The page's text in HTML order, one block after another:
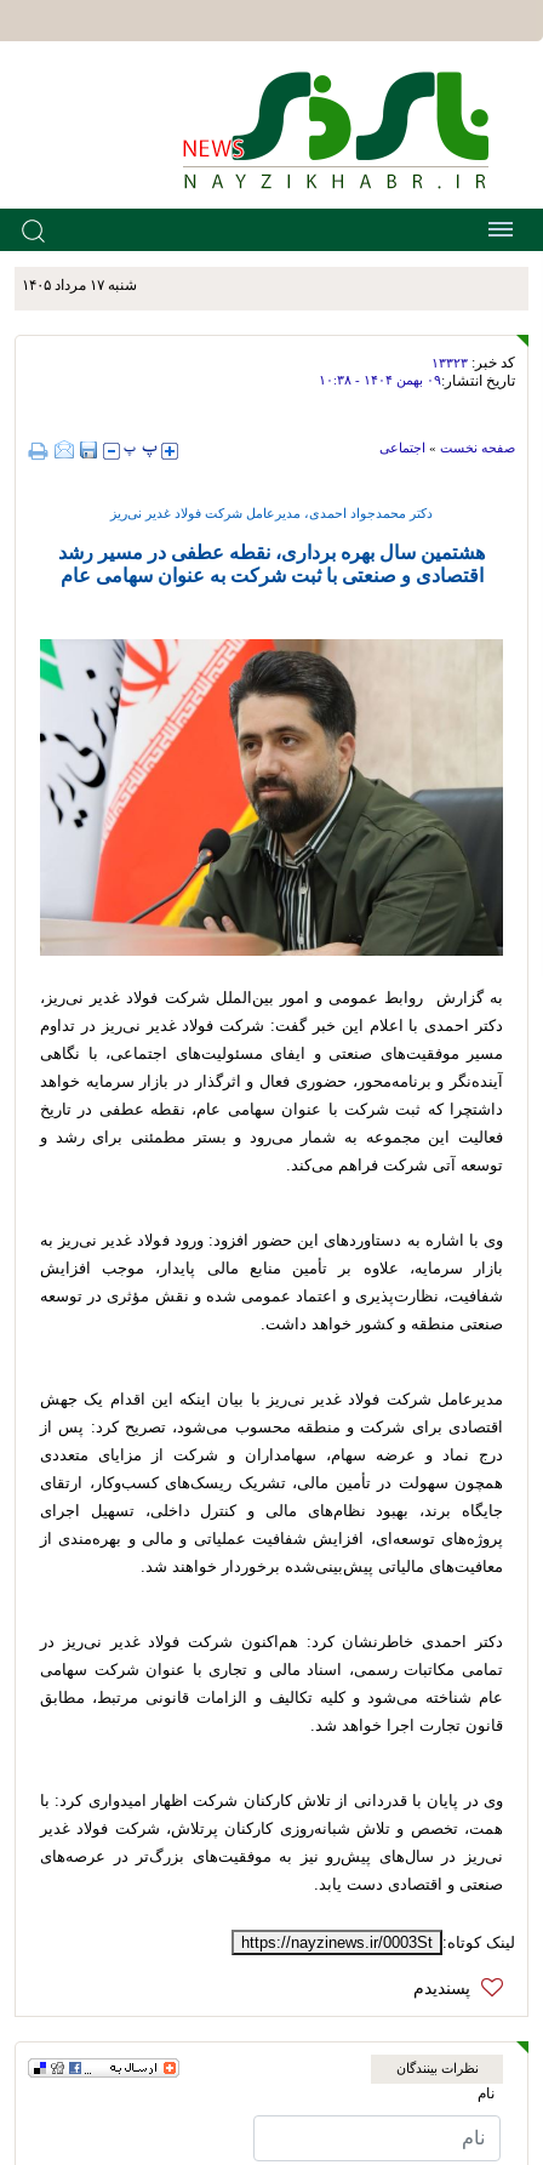
شنبه ۱۷ مرداد ۱۴۰۵
کد خبر: ۱۳۳۲۳
تاریخ انتشار:۰۹ بهمن ۱۴۰۴ - ۱۰:۳۸
صفحه نخست » اجتماعی
دکتر محمدجواد احمدی، مدیرعامل شرکت فولاد غدیر نی‌ریز
هشتمین سال بهره برداری، نقطه عطفی در مسیر رشد
اقتصادی و صنعتی با ثبت شرکت به عنوان سهامی عام
به گزارش روابط عمومی و امور بین‌الملل شرکت فولاد غدیر نی‌ریز،
دکتر احمدی با اعلام این خبر گفت: شرکت فولاد غدیر نی‌ریز در تداوم
مسیر موفقیت‌های صنعتی و ایفای مسئولیت‌های اجتماعی، با نگاهی
آینده‌نگر و برنامه‌محور، حضوری فعال و اثرگذار در بازار سرمایه خواهد
داشتچرا که ثبت شرکت با عنوان سهامی عام، نقطه عطفی در تاریخ
فعالیت این مجموعه به شمار می‌رود و بستر مطمئنی برای رشد و
توسعه آتی شرکت فراهم می‌کند.
وی با اشاره به دستاوردهای این حضور افزود: ورود فولاد غدیر نی‌ریز به
بازار سرمایه، علاوه بر تأمین منابع مالی پایدار، موجب افزایش
شفافیت، نظارت‌پذیری و اعتماد عمومی شده و نقش مؤثری در توسعه
صنعتی منطقه و کشور خواهد داشت.
مدیرعامل شرکت فولاد غدیر نی‌ریز با بیان اینکه این اقدام یک جهش
اقتصادی برای شرکت و منطقه محسوب می‌شود، تصریح کرد: پس از
درج نماد و عرضه سهام، سهامداران و شرکت از مزایای متعددی
همچون سهولت در تأمین مالی، تشریک ریسک‌های کسب‌وکار، ارتقای
جایگاه برند، بهبود نظام‌های مالی و کنترل داخلی، تسهیل اجرای
پروژه‌های توسعه‌ای، افزایش شفافیت عملیاتی و مالی و بهره‌مندی از
معافیت‌های مالیاتی پیش‌بینی‌شده برخوردار خواهند شد.
دکتر احمدی خاطرنشان کرد: هم‌اکنون شرکت فولاد غدیر نی‌ریز در
تمامی مکاتبات رسمی، اسناد مالی و تجاری با عنوان شرکت سهامی
عام شناخته می‌شود و کلیه تکالیف و الزامات قانونی مرتبط، مطابق
قانون تجارت اجرا خواهد شد.
وی در پایان با قدردانی از تلاش کارکنان شرکت اظهار امیدواری کرد: با
همت، تخصص و تلاش شبانه‌روزی کارکنان پرتلاش، شرکت فولاد غدیر
نی‌ریز در سال‌های پیش‌رو نیز به موفقیت‌های بزرگ‌تر در عرصه‌های
صنعتی و اقتصادی دست یابد.
لینک کوتاه: https://nayzinews.ir/0003St
نظرات بینندگان
نام